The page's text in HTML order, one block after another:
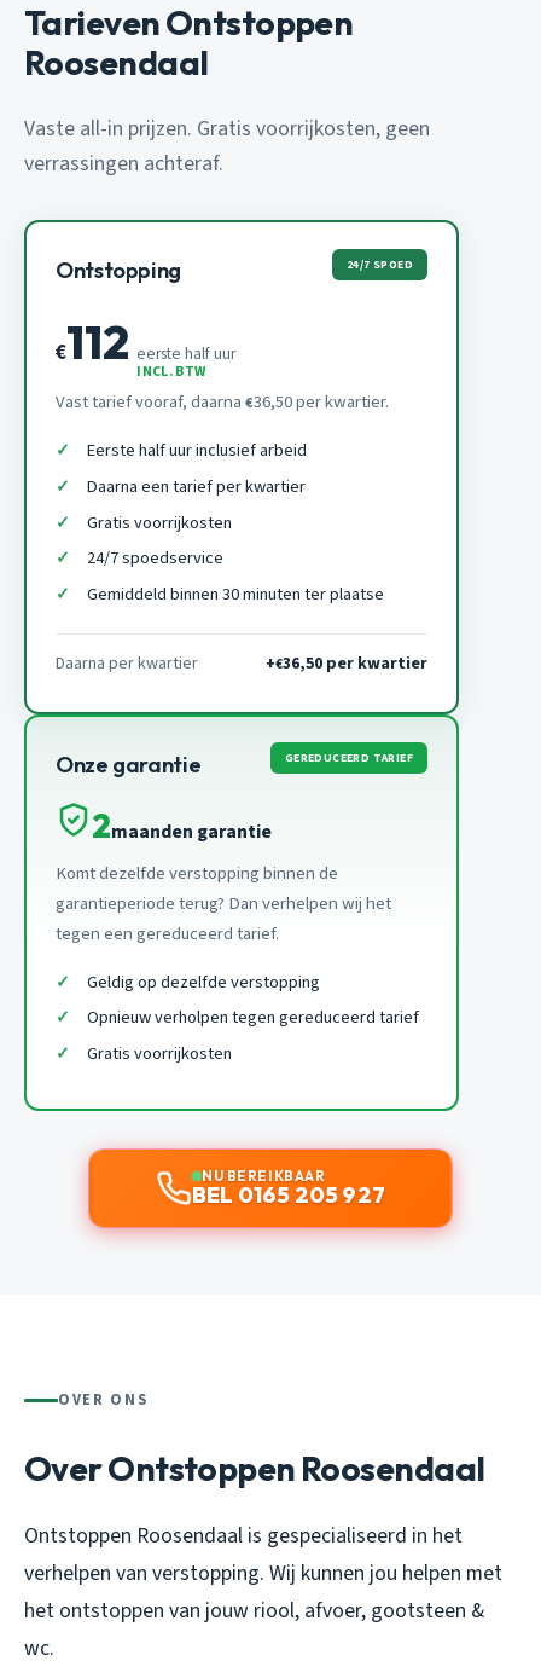
Tarieven Ontstoppen
Roosendaal
Vaste all-in prijzen. Gratis voorrijkosten, geen
verrassingen achteraf.
Ontstopping 24/7 SPOED
€112 eerste half uur
INCL. BTW
Vast tarief vooraf, daarna €36,50 per kwartier.
Eerste half uur inclusief arbeid
Daarna een tarief per kwartier
Gratis voorrijkosten
24/7 spoedservice
Gemiddeld binnen 30 minuten ter plaatse
Daarna per kwartier +€36,50 per kwartier
Onze garantie GEREDUCEERD TARIEF
2maanden garantie
Komt dezelfde verstopping binnen de
garantieperiode terug? Dan verhelpen wij het
tegen een gereduceerd tarief.
Geldig op dezelfde verstopping
Opnieuw verholpen tegen gereduceerd tarief
Gratis voorrijkosten
NU BEREIKBAAR
BEL 0165 205 927
OVER ONS
Over Ontstoppen Roosendaal
Ontstoppen Roosendaal is gespecialiseerd in het
verhelpen van verstopping. Wij kunnen jou helpen met
het ontstoppen van jouw riool, afvoer, gootsteen &
wc.